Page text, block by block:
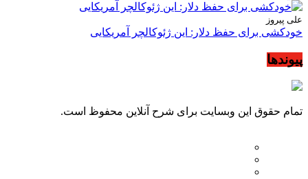
علی پیروز
خودکشی برای حفظ دلار: این ژئوکالچر آمریکایی
پیوندها
تمام حقوق این وبسایت برای شرح آنلاین محفوظ است.